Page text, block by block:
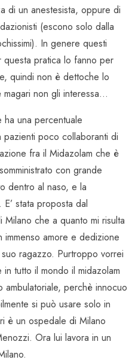
di un anestesista, oppure di
(escono solo dalla
In genere questi
pratica lo fanno per
quindi non è dettoche lo
non gli interessa…
ha una percentuale
pazienti poco collaboranti di
fra il Midazolam che è
con grande
dentro al naso, e la
stata proposta dal
che a quanto mi risulta
immenso amore e dedizione
ragazzo. Purtroppo vorrei
tutto il mondo il midazolam
perchè innocuo
si può usare solo in
è un ospedale di Milano
Ora lui lavora in un